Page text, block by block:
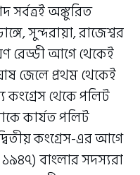
সর্বত্রই অঙ্কুরিত
সুন্দরায়া, রাজেশ্বর
রেড্ডী আগে থেকেই
জেলে প্রথম থেকেই
থেকে পলিট
কার্যত পলিট
কংগ্রেস-এর আগে
১৯৪৭) বাংলার সদস্যরা